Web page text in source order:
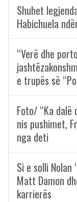
Shuhet
Habichuela
“Verë dhe
e trupës së
Foto/ “Ka dalë
nis pushimet,
nga deti
Si e solli Nolan
Matt Damon
karrierës